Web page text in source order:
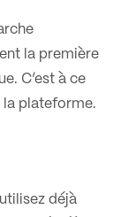
la première
C’est à ce
la plateforme.
déjà